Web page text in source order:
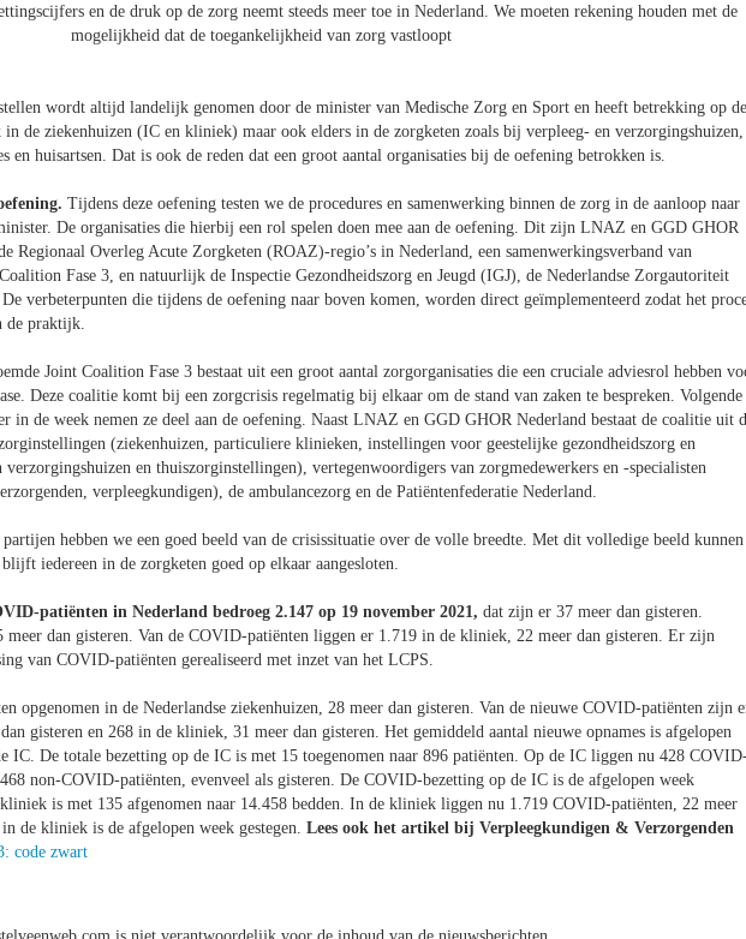
en de druk op de zorg neemt steeds meer toe in Nederland. We moeten rekening houden met de
mogelijkheid dat de toegankelijkheid van zorg vastloopt
wordt altijd landelijk genomen door de minister van Medische Zorg en Sport en heeft betrekking op de
de ziekenhuizen (IC en kliniek) maar ook elders in de zorgketen zoals bij verpleeg- en verzorgingshuizen,
en huisartsen. Dat is ook de reden dat een groot aantal organisaties bij de oefening betrokken is.
Tijdens deze oefening testen we de procedures en samenwerking binnen de zorg in de aanloop naar
De organisaties die hierbij een rol spelen doen mee aan de oefening. Dit zijn LNAZ en GGD GHOR
Regionaal Overleg Acute Zorgketen (ROAZ)-regio’s in Nederland, een samenwerkingsverband van
Fase 3, en natuurlijk de Inspectie Gezondheidszorg en Jeugd (IGJ), de Nederlandse Zorgautoriteit
verbeterpunten die tijdens de oefening naar boven komen, worden direct geïmplementeerd zodat het
de praktijk.
Joint Coalition Fase 3 bestaat uit een groot aantal zorgorganisaties die een cruciale adviesrol hebben
Deze coalitie komt bij een zorgcrisis regelmatig bij elkaar om de stand van zaken te bespreken. Volgende
in de week nemen ze deel aan de oefening. Naast LNAZ en GGD GHOR Nederland bestaat de coalitie uit
(ziekenhuizen, particuliere klinieken, instellingen voor geestelijke gezondheidszorg en
verzorgingshuizen en thuiszorginstellingen), vertegenwoordigers van zorgmedewerkers en -specialisten
verpleegkundigen), de ambulancezorg en de Patiëntenfederatie Nederland.
hebben we een goed beeld van de crisissituatie over de volle breedte. Met dit volledige beeld kunnen
iedereen in de zorgketen goed op elkaar aangesloten.
patiënten in Nederland bedroeg 2.147 op 19 november 2021, dat zijn er 37 meer dan gisteren.
dan gisteren. Van de COVID-patiënten liggen er 1.719 in de kliniek, 22 meer dan gisteren. Er zijn
van COVID-patiënten gerealiseerd met inzet van het LCPS.
opgenomen in de Nederlandse ziekenhuizen, 28 meer dan gisteren. Van de nieuwe COVID-patiënten zijn
gisteren en 268 in de kliniek, 31 meer dan gisteren. Het gemiddeld aantal nieuwe opnames is afgelopen
IC. De totale bezetting op de IC is met 15 toegenomen naar 896 patiënten. Op de IC liggen nu 428
non-COVID-patiënten, evenveel als gisteren. De COVID-bezetting op de IC is de afgelopen week
is met 135 afgenomen naar 14.458 bedden. In de kliniek liggen nu 1.719 COVID-patiënten, 22 meer
de kliniek is de afgelopen week gestegen. Lees ook het artikel bij Verpleegkundigen & Verzorgenden
code zwart
is niet verantwoordelijk voor de inhoud van de nieuwsberichten.